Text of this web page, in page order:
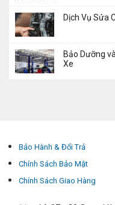
Dịch Vụ Sửa
Bảo Dưỡng
Xe
Bảo Hành & Đổi Trả
Chính Sách Bảo Mật
Chính Sách Giao Hàng